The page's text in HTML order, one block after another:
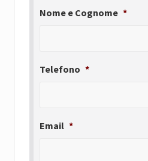
Nome e Cognome *
Telefono *
Email *